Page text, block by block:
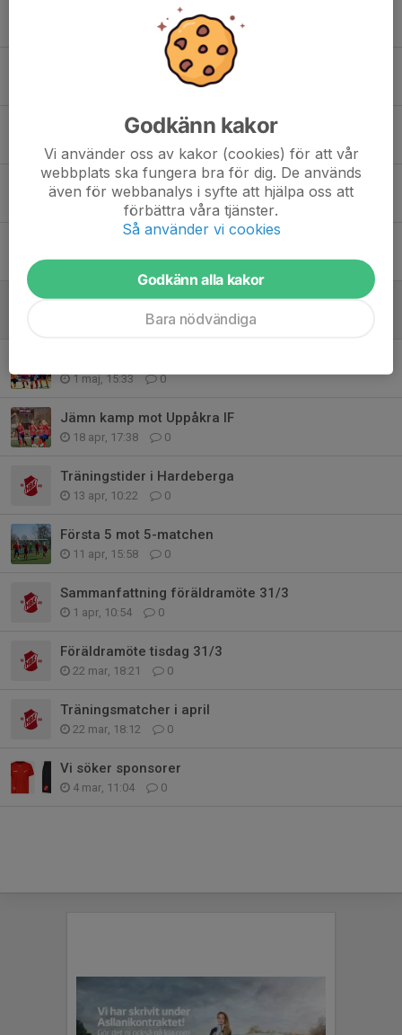
Sommaravslutning med vårt grymma gäng
0
Bra och jämn match mot Stehags AIF
3 jun, 15:17
Knattespelen på Knutsvallen
1 jun, 13:41 0
17 maj, 13:03 0
Välkomna till Knutsvallen och match mot GIF Nike
0
1 maj, 15:33 0
Jämn kamp mot Uppåkra IF
18 apr, 17:38 0
Träningstider i Hardeberga
13 apr, 10:22 0
Första 5 mot 5-matchen
11 apr, 15:58 0
Sammanfattning föräldramöte 31/3
1 apr, 10:54 0
Föräldramöte tisdag 31/3
22 mar, 18:21 0
Träningsmatcher i april
22 mar, 18:12 0
Vi söker sponsorer
4 mar, 11:04 0
Godkänn kakor
Vi använder oss av kakor (cookies) för att vår
webbplats ska fungera bra för dig. De används
även för webbanalys i syfte att hjälpa oss att
förbättra våra tjänster.
Så använder vi cookies
Godkänn alla kakor
Bara nödvändiga